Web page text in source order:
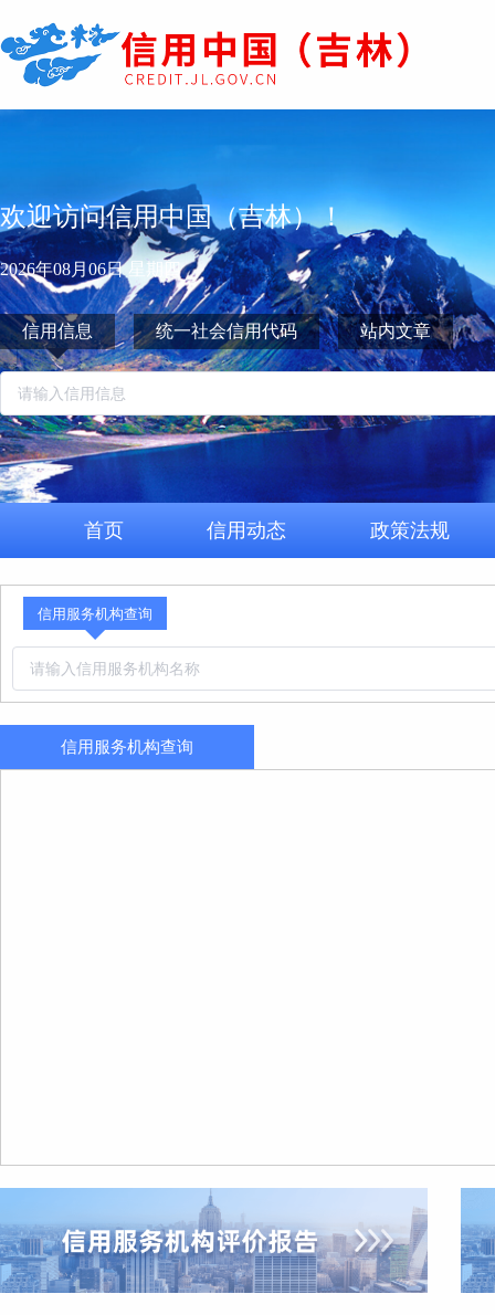
欢迎访问信用中国（吉林）！
2026年08月06日 星期四
信用信息 统一社会信用代码 站内文章
首页 信用动态 政策法规
信用服务机构查询
信用服务机构查询